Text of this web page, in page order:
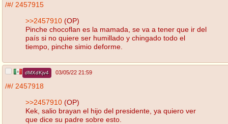
/#/ 2457915
>>2457910 (OP)
Pinche chocoflan es la mamada, se va a tener que ir del
país si no quiere ser humillado y chingado todo el
tiempo, pinche simio deforme.
dMXdKjv4 03/05/22 21:59
/#/ 2457918
>>2457910 (OP)
Kek, salio brayan el hijo del presidente, ya quiero ver
que dice su padre sobre esto.